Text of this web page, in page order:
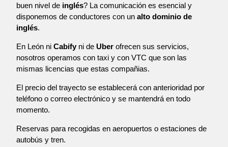
buen nivel de inglés? La comunicación es esencial y
disponemos de conductores con un alto dominio de
inglés.
En León ni Cabify ni de Uber ofrecen sus servicios,
nosotros operamos con taxi y con VTC que son las
mismas licencias que estas compañias.
El precio del trayecto se establecerá con anterioridad por
teléfono o correo electrónico y se mantendrá en todo
momento.
Reservas para recogidas en aeropuertos o estaciones de
autobús y tren.